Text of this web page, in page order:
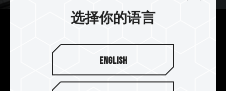
大挂孔设计，可作吊饰、钥匙圈，日常使用带着
选择你的语言
English